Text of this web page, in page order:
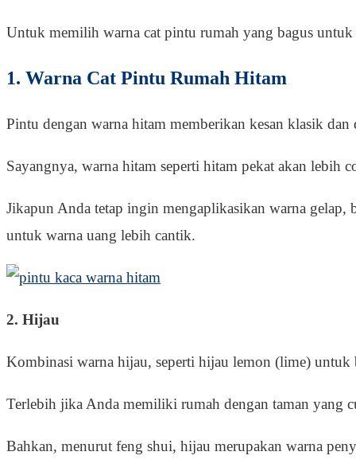
Untuk memilih warna cat pintu rumah yang bagus
1. Warna Cat Pintu Rumah Hitam
Pintu dengan warna hitam memberikan kesan klasik dan
Sayangnya, warna hitam seperti hitam pekat akan lebih
Jikapun Anda tetap ingin mengaplikasikan warna gelap,
untuk warna uang lebih cantik.
2. Hijau
Kombinasi warna hijau, seperti hijau lemon (lime) untuk
Terlebih jika Anda memiliki rumah dengan taman yang
Bahkan, menurut feng shui, hijau merupakan warna